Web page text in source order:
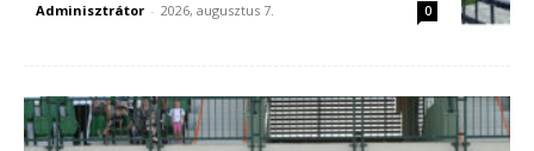
Adminisztrátor - 2026, augusztus 7. 0